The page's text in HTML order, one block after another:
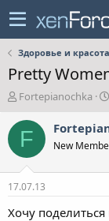
Здоровье и красота
Pretty
А
т
о
р
е
м
и
Fortepianochka
F New
17.07.13
Хочу